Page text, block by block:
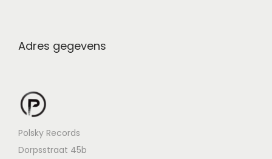
Adres gegevens
Polsky Records
Dorpsstraat 45b